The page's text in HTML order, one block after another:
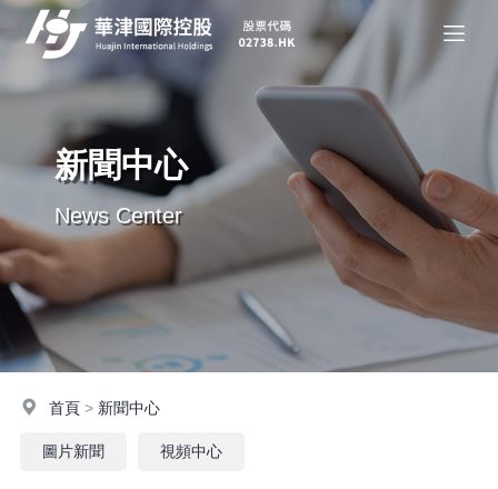
新聞中心
News Center
首頁> 新聞中心
圖片新聞 視頻中心